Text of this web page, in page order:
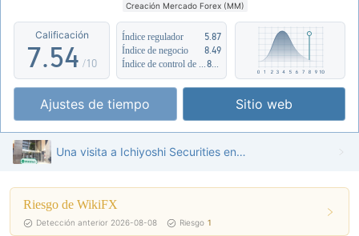
Creación Mercado Forex (MM)
Riesgo potencial medio
Calificación
6
7
8
9
.
4
5
6
7
8
9
3
4
5
6
7
8
9
/10
Índice regulador
5.87
Índice de negocio
8.49
Ajustes de tiempo Sitio web
Una visita a Ichiyoshi Securities en Japón - Oficina Encontrada
Riesgo de WikiFX
Detección anterior 2026-08-08 Riesgo 1